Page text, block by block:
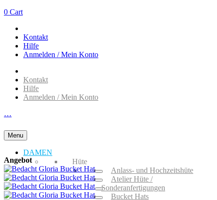
0 Cart
Kontakt
Hilfe
Anmelden / Mein Konto
Kontakt
Hilfe
Anmelden / Mein Konto
…
Menu
DAMEN
Hüte
Anlass- und Hochzeitshüte
Atelier Hüte /
Sonderanfertigungen
Bucket Hats
Angebot